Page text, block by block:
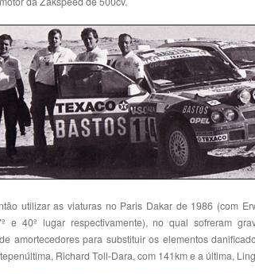
utilizar as viaturas no Paris Dakar de 1986 (com
e 40º lugar respectivamente), no qual sofreram
amortecedores para substituir os elementos
Richard Toll-Dara, com 141km e a última,